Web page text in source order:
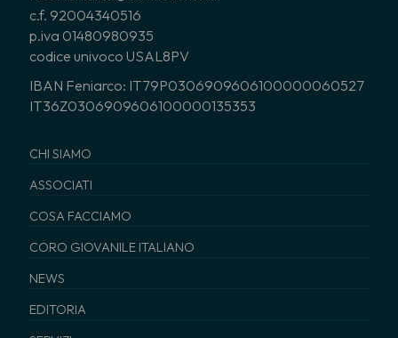
c.f. 92004340516
p.iva 01480980935
codice univoco USAL8PV
IBAN Feniarco: IT79P0306909606100000060527
IT36Z0306909606100000135353
CHI SIAMO
ASSOCIATI
COSA FACCIAMO
CORO GIOVANILE ITALIANO
NEWS
EDITORIA